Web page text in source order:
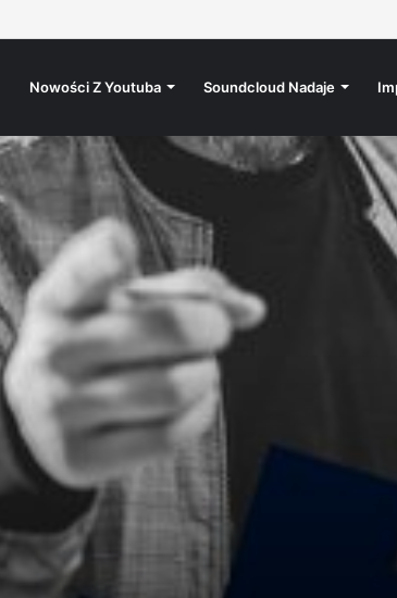
Nowości Z Youtuba Soundcloud Nadaje